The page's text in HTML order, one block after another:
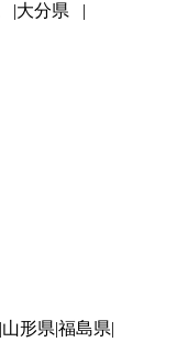
大分県
山形県 福島県